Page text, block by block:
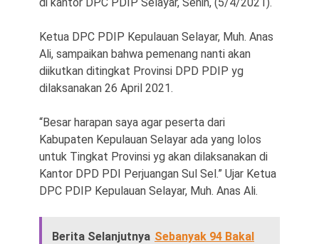
Ketua DPC PDIP Kepulauan Selayar, Muh. Anas
Ali, sampaikan bahwa pemenang nanti akan
diikutkan ditingkat Provinsi DPD PDIP yg
dilaksanakan 26 April 2021.
“Besar harapan saya agar peserta dari
Kabupaten Kepulauan Selayar ada yang lolos
untuk Tingkat Provinsi yg akan dilaksanakan di
Kantor DPD PDI Perjuangan Sul Sel.” Ujar Ketua
DPC PDIP Kepulauan Selayar, Muh. Anas Ali.
Berita Selanjutnya Sebanyak 94 Bakal